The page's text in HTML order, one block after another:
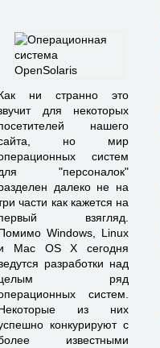
ни странно это
для некоторых
нашего
но мир
систем
"персоналок"
далеко не на
части как кажется на
взягляд.
Windows, Linux
Mac OS X сегодня
разработки над
ряд
систем.
из них
конкурируют с
известными